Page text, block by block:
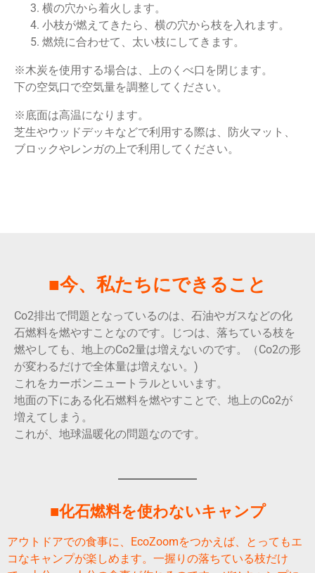
横の穴から着火します。
小枝が燃えてきたら、横の穴から枝を入れます。
燃焼に合わせて、太い枝にしてきます。
※木炭を使用する場合は、上のくべ口を閉じます。
下の空気口で空気量を調整してください。
※底面は高温になります。
芝生やウッドデッキなどで利用する際は、防火マット、
ブロックやレンガの上で利用してください。
■今、私たちにできること
Co2排出で問題となっているのは、石油やガスなどの化
石燃料を燃やすことなのです。じつは、落ちている枝を
燃やしても、地上のCo2量は増えないのです。（Co2の形
が変わるだけで全体量は増えない。)
これをカーボンニュートラルといいます。
地面の下にある化石燃料を燃やすことで、地上のCo2が
増えてしまう。
これが、地球温暖化の問題なのです。
■化石燃料を使わないキャンプ
アウトドアでの食事に、EcoZoomをつかえば、とってもエ
コなキャンプが楽しめます。一握りの落ちている枝だけ